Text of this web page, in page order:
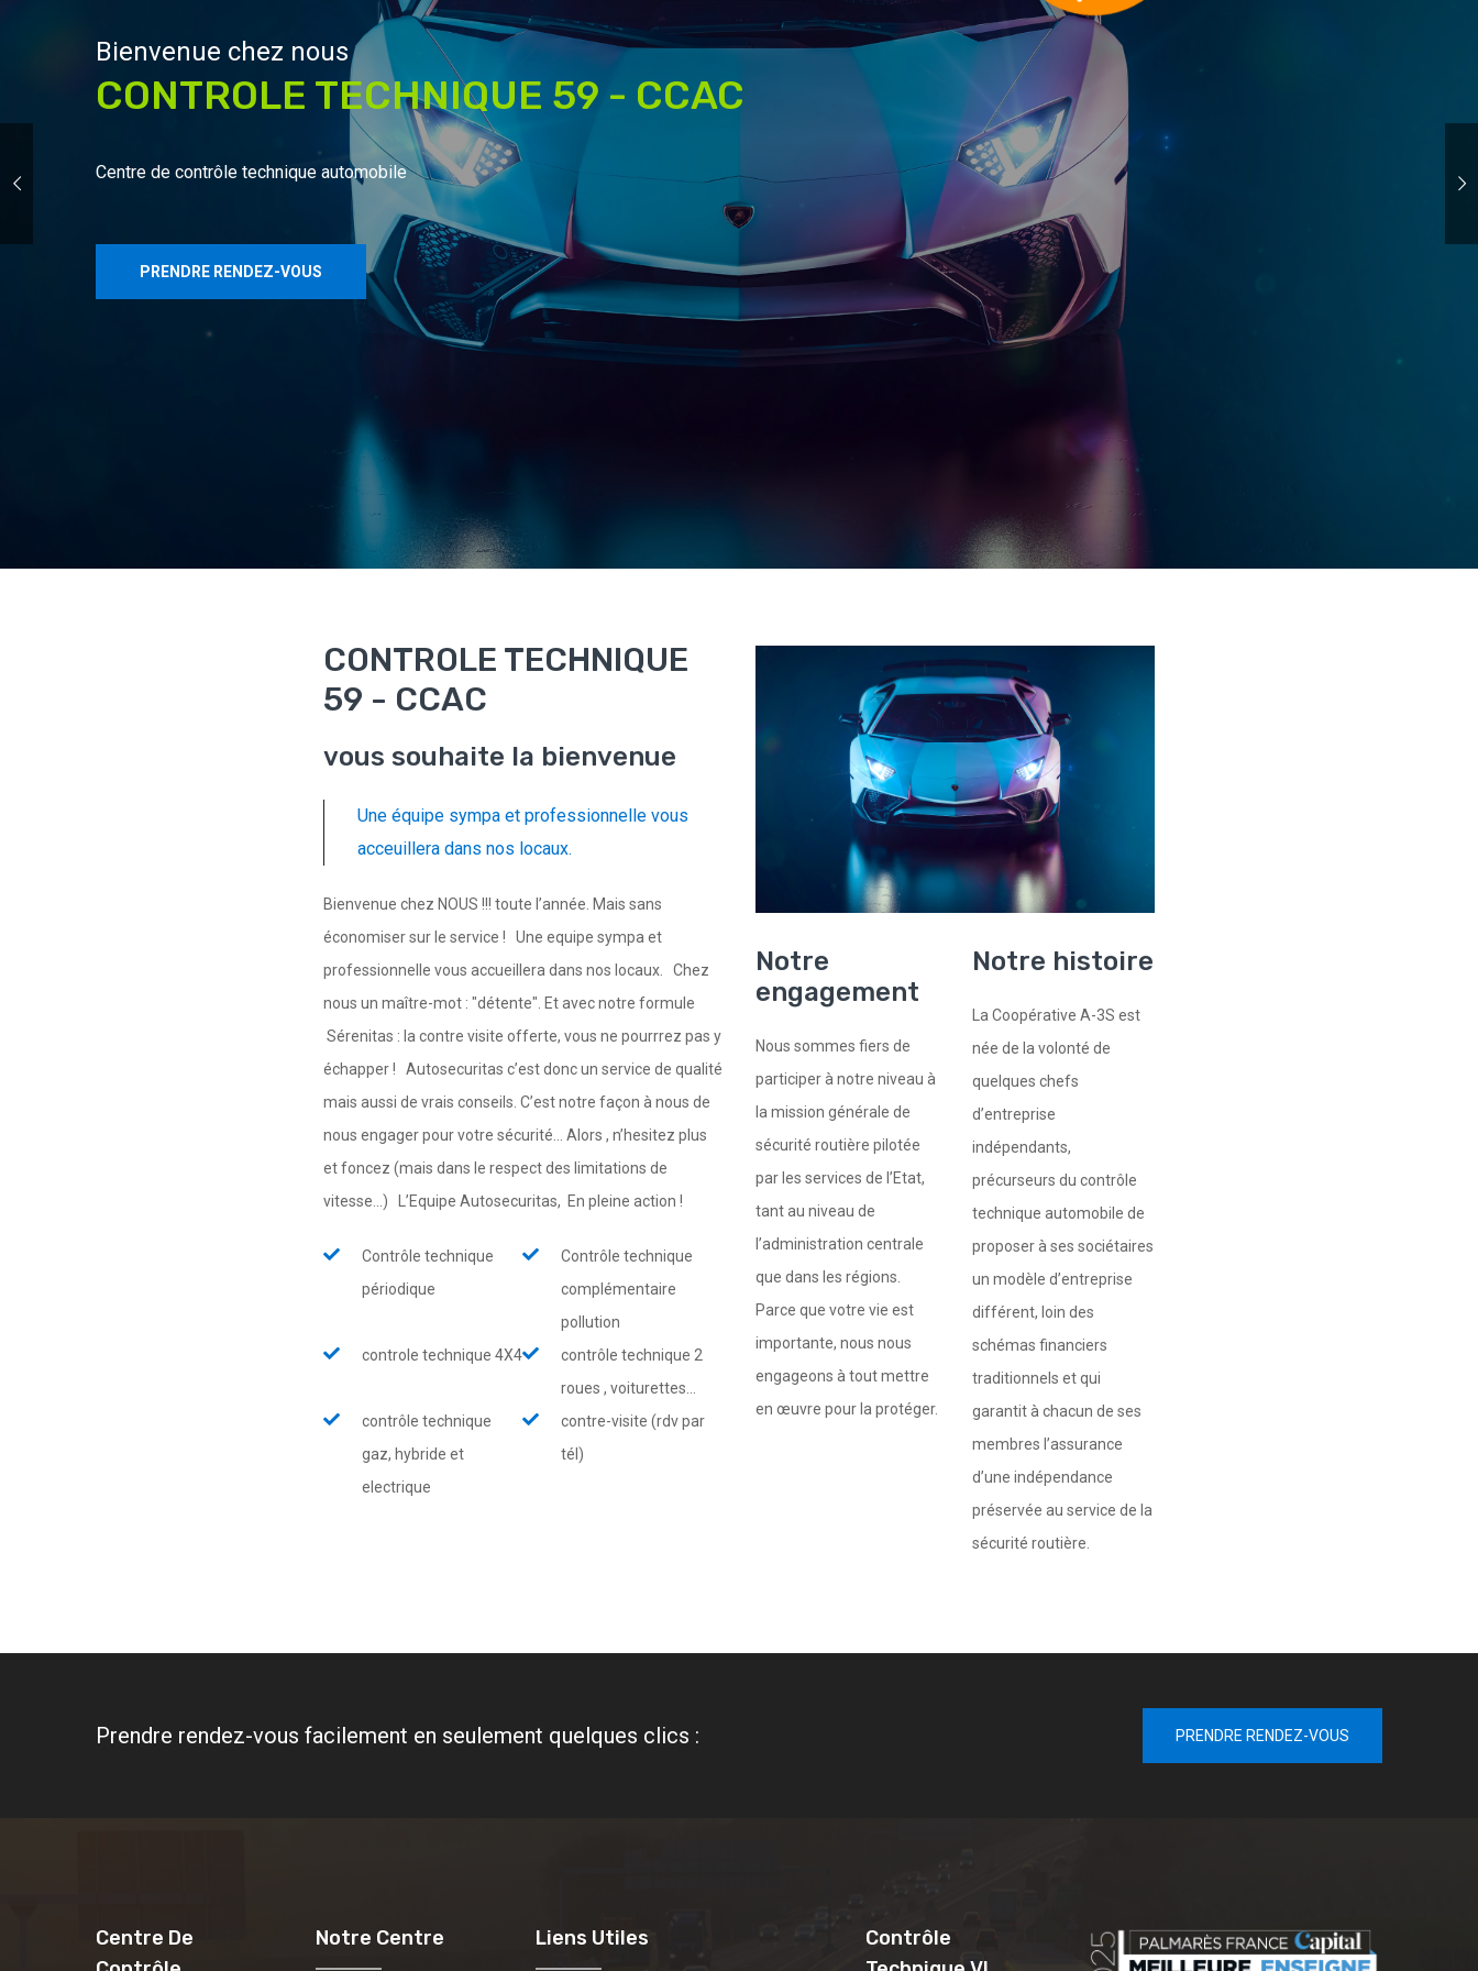
Bienvenue chez nous
CONTROLE TECHNIQUE 59 - CCAC
Centre de contrôle technique automobile
PRENDRE RENDEZ-VOUS
CONTROLE TECHNIQUE
59 - CCAC
vous souhaite la bienvenue
Une équipe sympa et professionnelle vous
acceuillera dans nos locaux.
Bienvenue chez NOUS !!! toute l’année. Mais sans
économiser sur le service ! Une equipe sympa et
professionnelle vous accueillera dans nos locaux. Chez
nous un maître-mot : "détente". Et avec notre formule
Sérenitas : la contre visite offerte, vous ne pourrrez pas y
échapper ! Autosecuritas c’est donc un service de qualité
mais aussi de vrais conseils. C’est notre façon à nous de
nous engager pour votre sécurité... Alors , n’hesitez plus
et foncez (mais dans le respect des limitations de
vitesse...) L’Equipe Autosecuritas, En pleine action !
Contrôle technique
périodique
Contrôle technique
complémentaire
pollution
controle technique 4X4
contrôle technique 2
roues , voiturettes...
contrôle technique
gaz, hybride et
electrique
contre-visite (rdv par
tél)
Notre
engagement
Nous sommes fiers de
participer à notre niveau à
la mission générale de
sécurité routière pilotée
par les services de l’Etat,
tant au niveau de
l’administration centrale
que dans les régions.
Parce que votre vie est
importante, nous nous
engageons à tout mettre
en œuvre pour la protéger.
Notre histoire
La Coopérative A-3S est
née de la volonté de
quelques chefs
d’entreprise
indépendants,
précurseurs du contrôle
technique automobile de
proposer à ses sociétaires
un modèle d’entreprise
différent, loin des
schémas financiers
traditionnels et qui
garantit à chacun de ses
membres l’assurance
d’une indépendance
préservée au service de la
sécurité routière.
Prendre rendez-vous facilement en seulement quelques clics : PRENDRE RENDEZ-VOUS
Centre De
Notre Centre Liens Utiles
Contrôle